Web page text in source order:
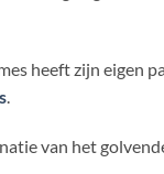
heeft zijn eigen
van het